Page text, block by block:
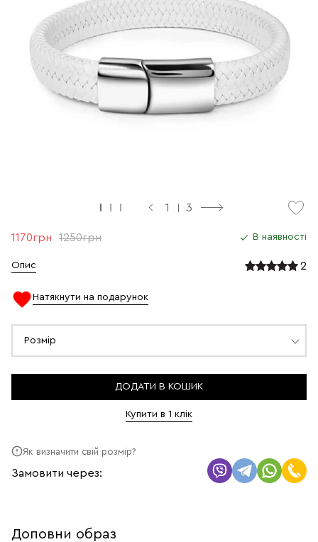
1 3
1170грн 1250грн В наявності
Опис 2
Натякнути на подарунок
Розмір
ДОДАТИ В КОШИК
Купити в 1 клік
Як визначити свій розмір?
Замовити через:
Доповни образ